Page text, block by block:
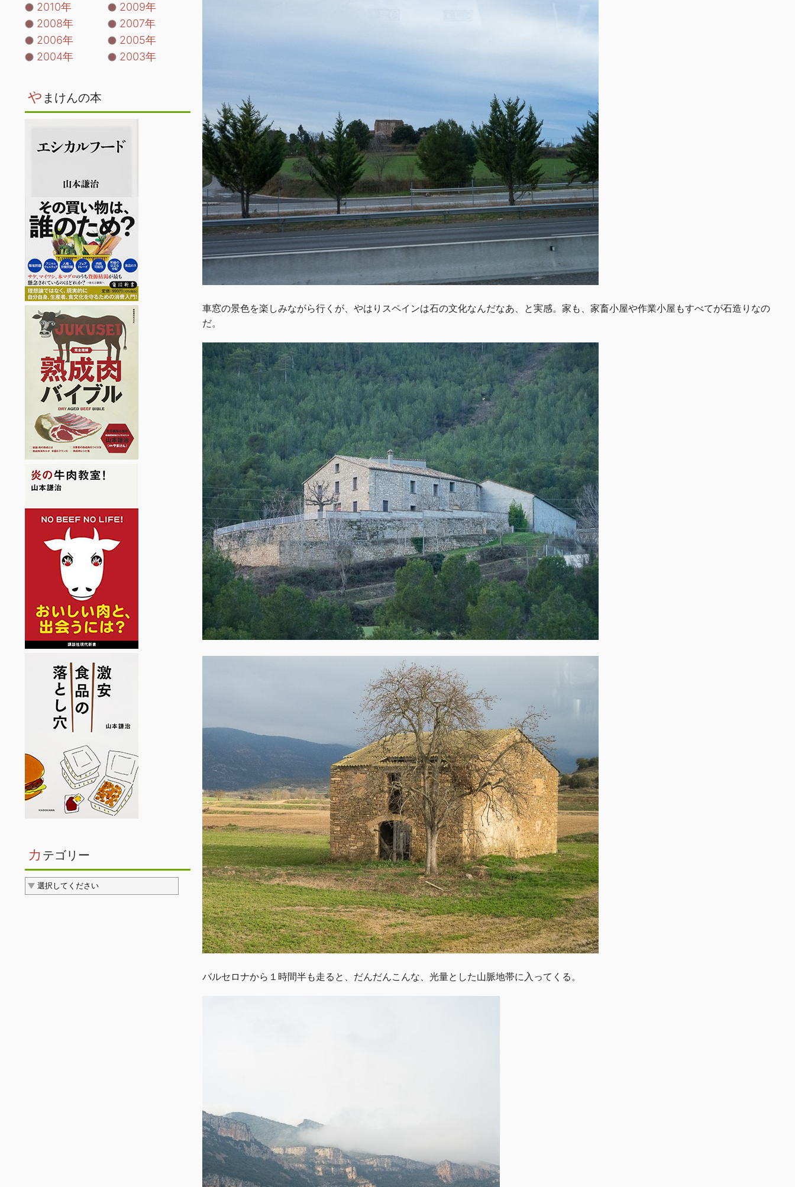
車窓の景色を楽しみながら行くが、やはりスペインは石の文化なんだなあ、と実感。家も、家畜小屋や作業小屋もすべてが石造りなの
だ。
バルセロナから１時間半も走ると、だんだんこんな、光量とした山脈地帯に入ってくる。
2010年
2009年
2008年
2007年
2006年
2005年
2004年
2003年
や まけんの本
カ テゴリー